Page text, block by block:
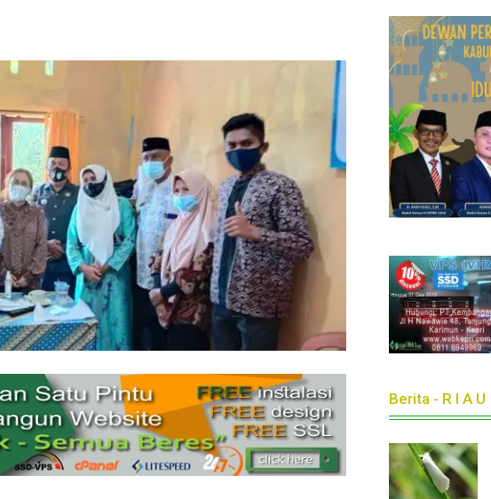
Berita - R I A U